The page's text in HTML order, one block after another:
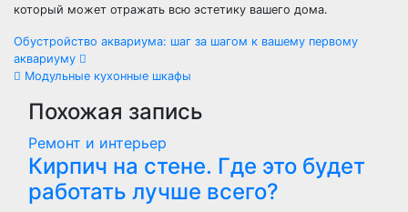
который может отражать всю эстетику вашего дома.
Навигация
по
записям
Обустройство аквариума: шаг за шагом к вашему первому
аквариуму
Модульные кухонные шкафы
Похожая запись
Ремонт и интерьер
Кирпич на стене. Где это будет
работать лучше всего?